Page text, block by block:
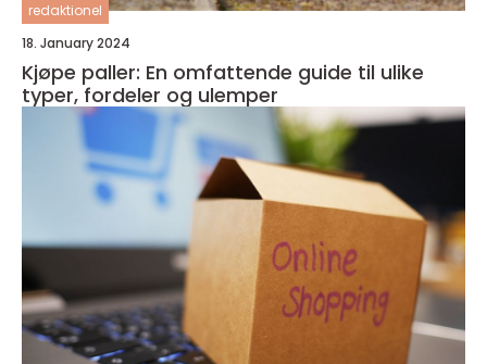
redaktionel
18. January 2024
Kjøpe paller: En omfattende guide til ulike
typer, fordeler og ulemper